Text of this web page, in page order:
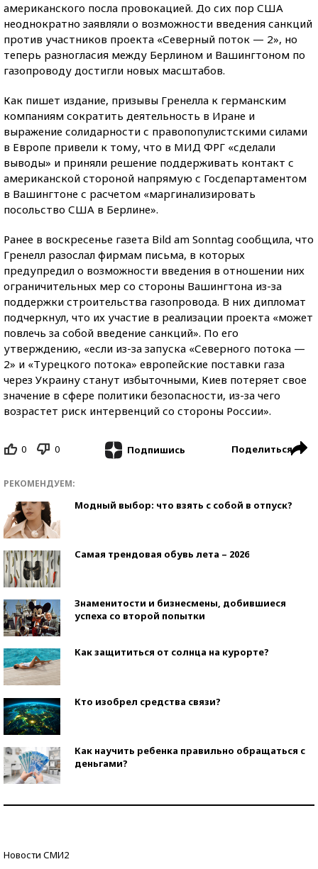
американского посла провокацией. До сих пор США
неоднократно заявляли о возможности введения санкций
против участников проекта «Северный поток — 2», но
теперь разногласия между Берлином и Вашингтоном по
газопроводу достигли новых масштабов.
Как пишет издание, призывы Гренелла к германским
компаниям сократить деятельность в Иране и
выражение солидарности с правопопулистскими силами
в Европе привели к тому, что в МИД ФРГ «сделали
выводы» и приняли решение поддерживать контакт с
американской стороной напрямую с Госдепартаментом
в Вашингтоне с расчетом «маргинализировать
посольство США в Берлине».
Ранее в воскресенье газета Bild am Sonntag сообщила, что
Гренелл разослал фирмам письма, в которых
предупредил о возможности введения в отношении них
ограничительных мер со стороны Вашингтона из-за
поддержки строительства газопровода. В них дипломат
подчеркнул, что их участие в реализации проекта «может
повлечь за собой введение санкций». По его
утверждению, «если из-за запуска «Северного потока —
2» и «Турецкого потока» европейские поставки газа
через Украину станут избыточными, Киев потеряет свое
значение в сфере политики безопасности, из-за чего
возрастет риск интервенций со стороны России».
0 0 Подпишись Поделиться
РЕКОМЕНДУЕМ:
Модный выбор: что взять с собой в отпуск?
Самая трендовая обувь лета – 2026
Знаменитости и бизнесмены, добившиеся
успеха со второй попытки
Как защититься от солнца на курорте?
Кто изобрел средства связи?
Как научить ребенка правильно обращаться с
деньгами?
Новости СМИ2